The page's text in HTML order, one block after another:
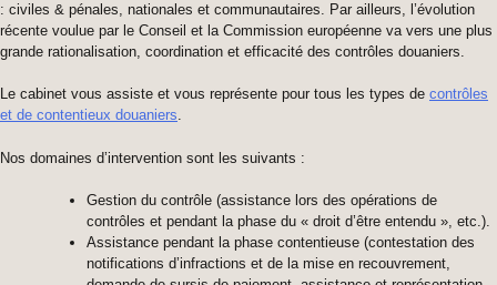
: civiles & pénales, nationales et communautaires. Par ailleurs, l’évolution
récente voulue par le Conseil et la Commission européenne va vers une plus
grande rationalisation, coordination et efficacité des contrôles douaniers.
Le cabinet vous assiste et vous représente pour tous les types de contrôles
et de contentieux douaniers.
Nos domaines d’intervention sont les suivants :
Gestion du contrôle (assistance lors des opérations de
contrôles et pendant la phase du « droit d’être entendu », etc.).
Assistance pendant la phase contentieuse (contestation des
notifications d’infractions et de la mise en recouvrement,